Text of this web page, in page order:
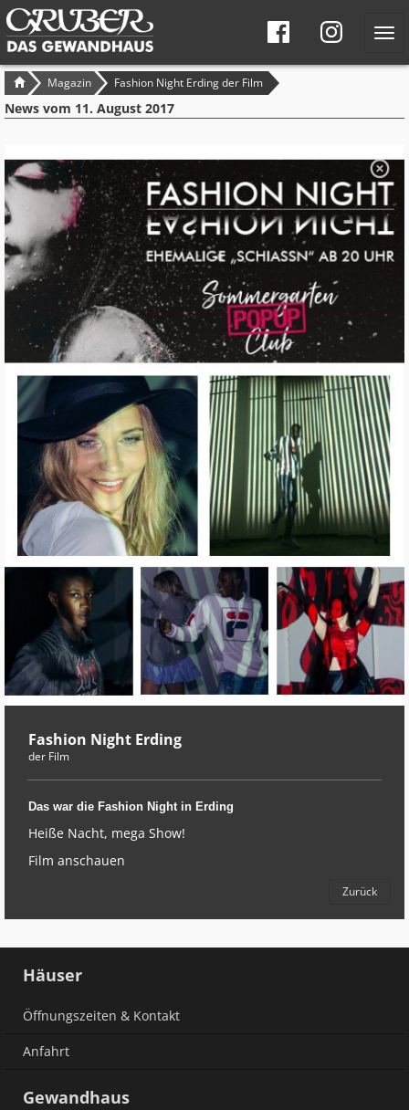
Seitennavigation
Brotkrumen-
Navigation
Magazin Fashion Night Erding der Film
News vom 11. August 2017
Fashion Night Erding
der Film
Das war die Fashion Night in Erding
Heiße Nacht, mega Show!
Film anschauen
Zurück
Häuser
Öffnungszeiten & Kontakt
Anfahrt
Gewandhaus